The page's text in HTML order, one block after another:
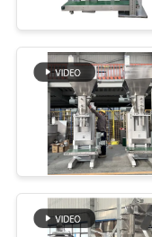
ФАБРИКИ
ПРОВЕРКА
КАЧЕСТВА
МЫ